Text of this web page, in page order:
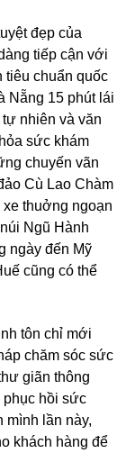
đẹp của
tiếp cận với
tiêu chuẩn quốc
Nẵng 15 phút lái
nhiên và văn
sức khám
chuyến vãn
Cù Lao Chàm
thuởng ngoạn
Ngũ Hành
ngày đến Mỹ
cũng có thể
tôn chỉ mới
chăm sóc sức
giãn thông
phục hồi sức
mình lần này,
khách hàng để